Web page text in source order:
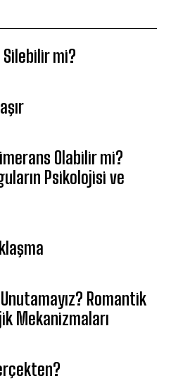
Silebilir mi?
Olabilir mi?
Psikolojisi ve
Romantik
Mekanizmaları